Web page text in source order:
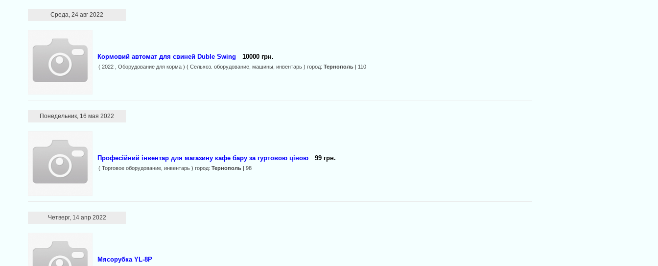
Среда, 24 авг 2022
Кормовий автомат для свиней Duble Swing 10000 грн.
( 2022 , Оборудование для корма ) ( Сельхоз. оборудование, машины, инвентарь ) город:Тернополь | 110
Понедельник, 16 мая 2022
Професійний інвентар для магазину кафе бару за гуртовою ціною 99 грн.
( Торговое оборудование, инвентарь ) город:Тернополь | 98
Четверг, 14 апр 2022
Мясорубка YL-8P